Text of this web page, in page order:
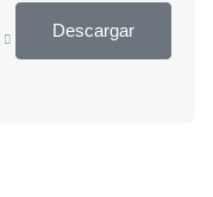
Descargar